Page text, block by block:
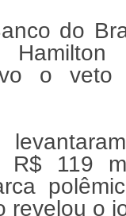
do
o
R$ 119
revelou o